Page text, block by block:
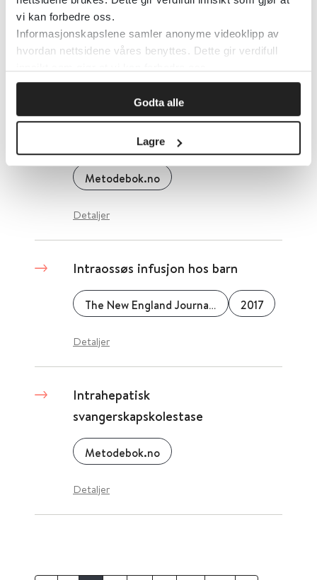
vi kan forbedre oss.
Informasjonskapslene samler anonyme videoklipp av
hvordan nettsidene våres benyttes. Dette gir verdifull
Godta alle
Lagre
UpToDate
Intrauterin fosterdød -
epidemiologi
Metodebok.no
Detaljer
Intraossøs infusjon hos barn
The New England Journal of Medicine 2017
Detaljer
Intrahepatisk
svangerskapskolestase
Metodebok.no
Detaljer